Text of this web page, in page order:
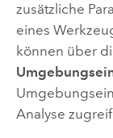
zusätzliche
eines
können über
Analyse